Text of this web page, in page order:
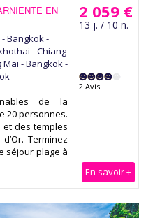
2 059 €
13 j. / 10 n.
2 Avis
En savoir +
EN
Bangkok -
- Chiang
Mai - Bangkok -
de la
20 personnes.
des temples
Terminez
séjour plage à